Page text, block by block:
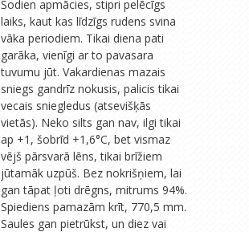
Šodien apmācies, stipri pelēcīgs
laiks, kaut kas līdzīgs rudens svina
vāka periodiem. Tikai diena pati
garāka, vienīgi ar to pavasara
tuvumu jūt. Vakardienas mazais
sniegs gandrīz nokusis, palicis tikai
vecais sniegledus (atsevišķās
vietās). Neko silts gan nav, ilgi tikai
ap +1, šobrīd +1,6°C, bet vismaz
vējš pārsvarā lēns, tikai brīžiem
jūtamāk uzpūš. Bez nokrišņiem, lai
gan tāpat ļoti drēgns, mitrums 94%.
Spiediens pamazām krīt, 770,5 mm.
Saules gan pietrūkst, un diez vai